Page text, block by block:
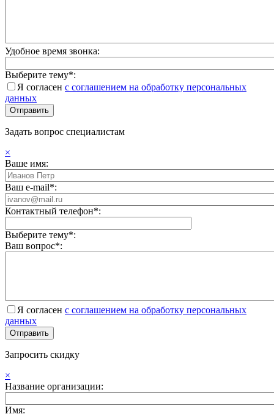
Удобное время звонка:
Выберите тему*:
Я согласен с соглашением на обработку персональных
данных
Задать вопрос специалистам
×
Ваше имя:
Ваш e-mail*:
Контактный телефон*:
Выберите тему*:
Ваш вопрос*:
Я согласен с соглашением на обработку персональных
данных
Запросить скидку
×
Название организации:
Имя: